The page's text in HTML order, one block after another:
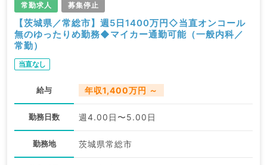
常勤求人 募集停止
【茨城県／常総市】週5日1400万円◇当直オンコール
無のゆったりめ勤務◆マイカー通勤可能（一般内科／
常勤）
当直なし
給与 年収1,400万円 ～
勤務日数 週4.00日〜5.00日
勤務地 茨城県常総市